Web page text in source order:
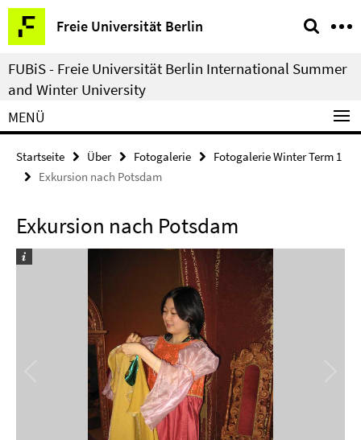
Springe
direkt
zu
Inhalt
Freie Universität Berlin
Service-
Navigation
FUBiS - Freie Universität Berlin International Summer
and Winter University
MENÜ
Startseite Über Fotogalerie
Fotogalerie Winter Term 1
Exkursion nach Potsdam
Exkursion nach Potsdam